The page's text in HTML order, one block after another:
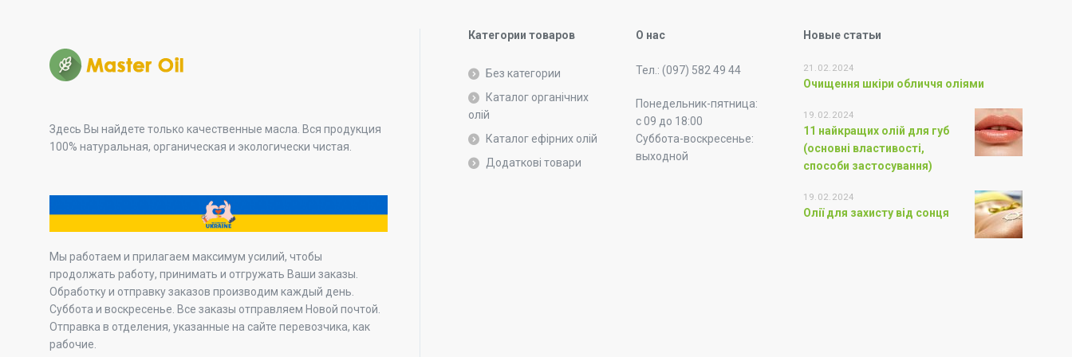
Здесь Вы найдете только качественные масла. Вся продукция
100% натуральная, органическая и экологически чистая.
Мы работаем и прилагаем максимум усилий, чтобы
продолжать работу, принимать и отгружать Ваши заказы.
Обработку и отправку заказов производим каждый день.
Суббота и воскресенье. Все заказы отправляем Новой почтой.
Отправка в отделения, указанные на сайте перевозчика, как
рабочие.
Категории товаров
Без категории
Каталог органічних
олій
Каталог ефірних олій
Додаткові товари
О нас
Тел.: (097) 582 49 44
Понедельник-пятница:
с 09 до 18:00
Суббота-воскресенье:
выходной
Новые статьи
21.02.2024
Очищення шкіри обличчя оліями
19.02.2024
11 найкращих олій для губ
(основні властивості,
способи застосування)
19.02.2024
Олії для захисту від сонця